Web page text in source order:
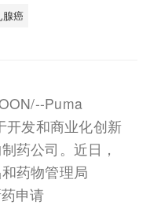
腺癌
Puma
开发和商业化创新
药公司。近日，
药物管理局
申请